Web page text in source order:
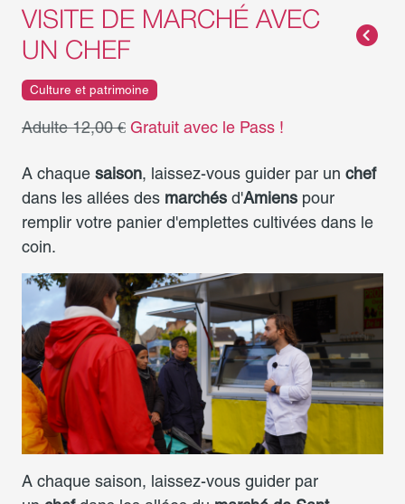
VISITE DE MARCHÉ AVEC
UN CHEF
Culture et patrimoine
Adulte 12,00 € Gratuit avec le Pass !
A chaque saison, laissez-vous guider par un chef
dans les allées des marchés d'Amiens pour
remplir votre panier d'emplettes cultivées dans le
coin.
A chaque saison, laissez-vous guider par